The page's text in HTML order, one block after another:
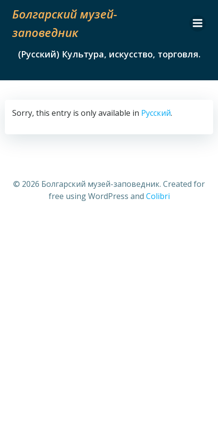
to
Болгарский музей-
заповедник
(Русский) Культура, искусство, торговля.
Sorry, this entry is only available in Русский.
© 2026 Болгарский музей-заповедник. Created for
free using WordPress and Colibri